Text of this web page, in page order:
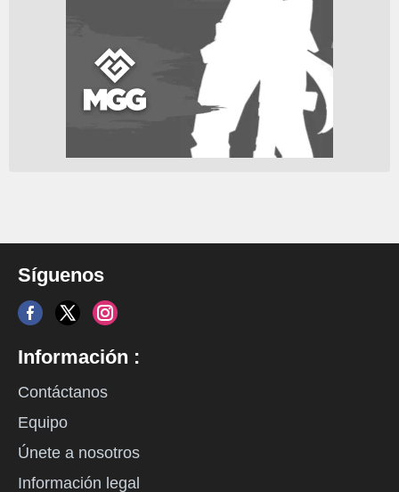
Síguenos
Información :
Contáctanos
Equipo
Únete a nosotros
Información legal